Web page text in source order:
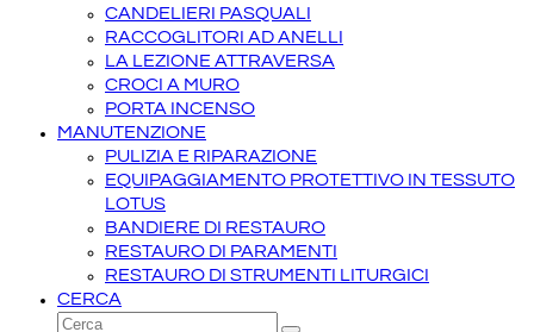
CANDELIERI PASQUALI
RACCOGLITORI AD ANELLI
LA LEZIONE ATTRAVERSA
CROCI A MURO
PORTA INCENSO
MANUTENZIONE
PULIZIA E RIPARAZIONE
EQUIPAGGIAMENTO PROTETTIVO IN TESSUTO
LOTUS
BANDIERE DI RESTAURO
RESTAURO DI PARAMENTI
RESTAURO DI STRUMENTI LITURGICI
CERCA
Cerca